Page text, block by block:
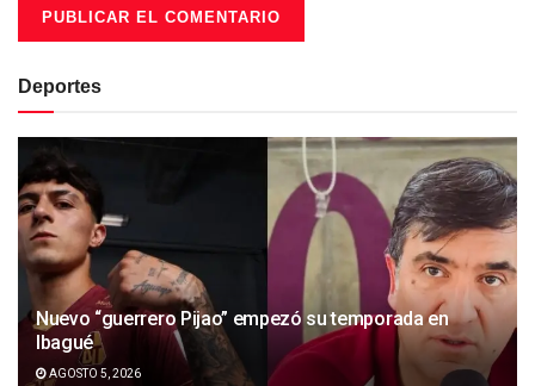
Deportes
Nuevo “guerrero Pijao” empezó su temporada en
Ibagué
AGOSTO 5, 2026